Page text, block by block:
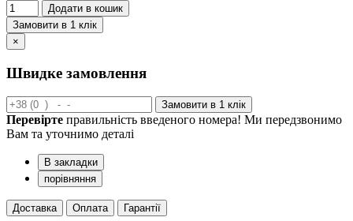
Додати в кошик
Замовити в 1 клік
×
Швидке замовлення
Замовити в 1 клік
Перевірте правильність введеного номера! Ми передзвонимо
Вам та уточнимо деталі
В закладки
порівняння
Доставка Оплата Гарантії